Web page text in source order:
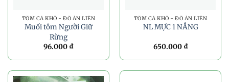
TÔM CÁ KHÔ - ĐỒ ĂN LIỀN
Muối tôm Người Giữ
Rừng
96.000 ₫
TÔM CÁ KHÔ - ĐỒ ĂN LIỀN
NL MỰC 1 NẮNG
650.000 ₫